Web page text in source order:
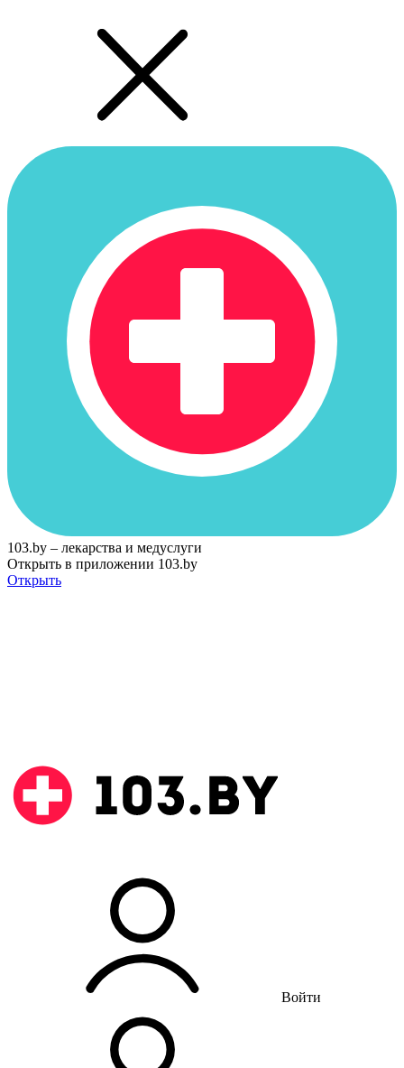
103.by – лекарства и медуслуги
Открыть в приложении 103.by
Открыть
Войти